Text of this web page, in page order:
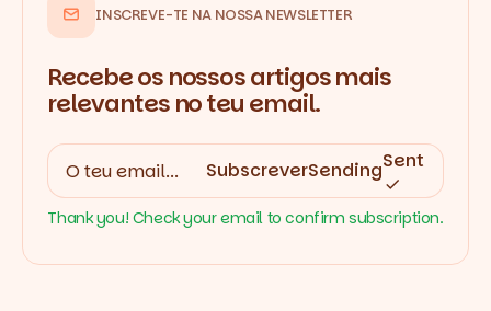
INSCREVE-TE NA NOSSA NEWSLETTER
Recebe os nossos artigos mais
relevantes no teu email.
SubscreverSendingSent
Thank you! Check your email to confirm subscription.